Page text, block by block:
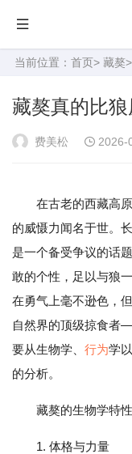
当前位置： 首页> 藏獒
藏獒真的比狼
费美松 2026-
在古老的西藏高原
的威慑力闻名于世。
是一个备受争议的话
敢的个性，足以与狼
在勇气上毫不逊色，
自然界的顶级掠食者
要从生物学、 行为学
的分析。
藏獒的生物学特性
1. 体格与力量